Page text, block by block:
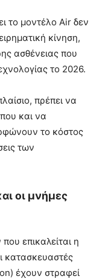
το μοντέλο Air δεν
κίνηση,
ασθένειας που
το 2026.
πρέπει να
και να
το κόστος
των
οι μνήμες
επικαλείται η
κατασκευαστές
έχουν στραφεί